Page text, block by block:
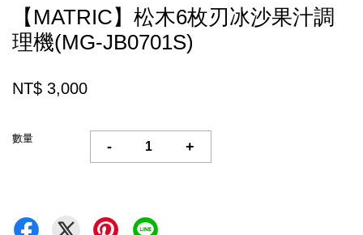
【MATRIC】松木6枚刃冰沙果汁調
理機(MG-JB0701S)
NT$ 3,000
數量
- +